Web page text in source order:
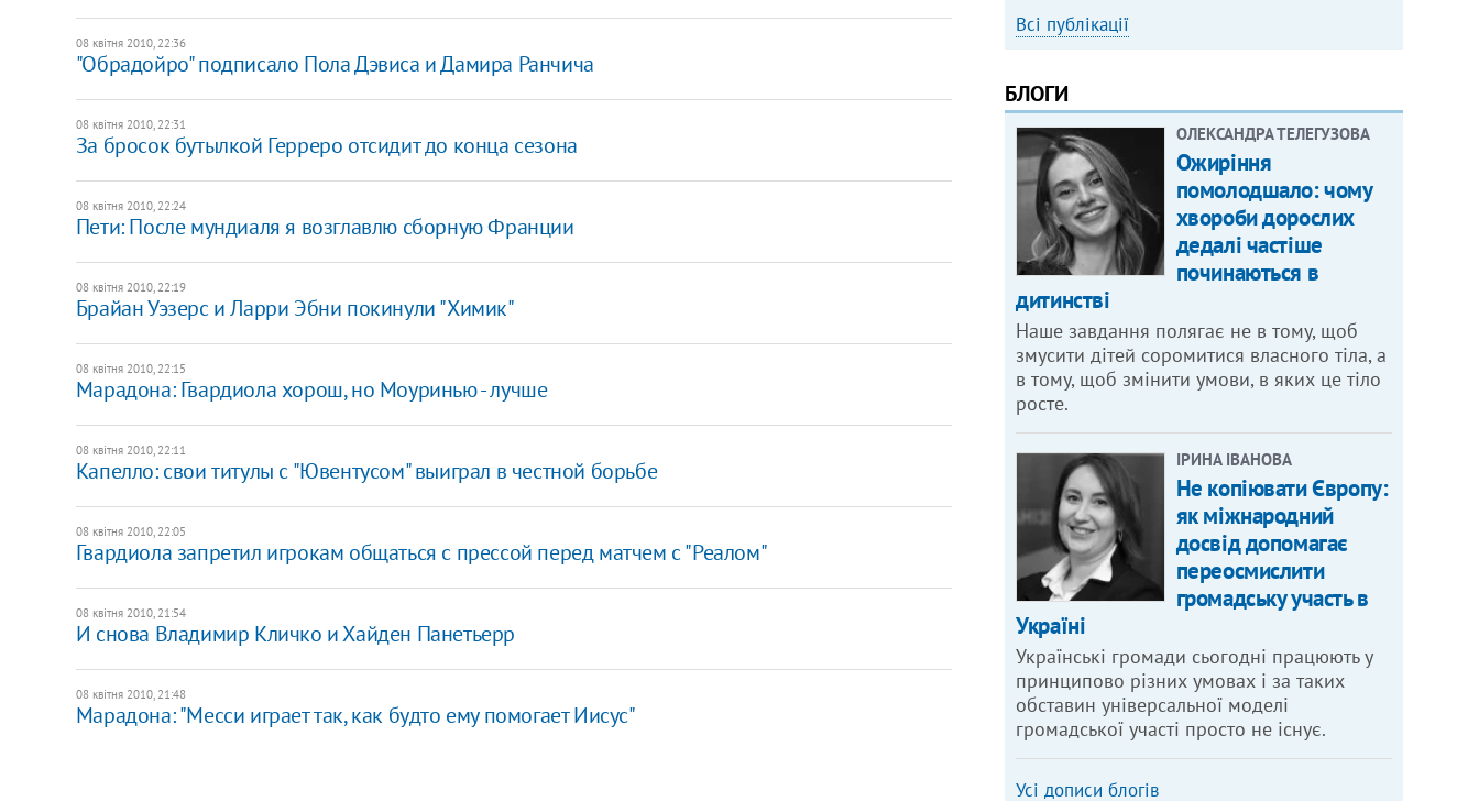
08 квітня 2010, 22:36
"Обрадойро" подписало Пола Дэвиса и Дамира Ранчича
08 квітня 2010, 22:31
За бросок бутылкой Герреро отсидит до конца сезона
08 квітня 2010, 22:24
Пети: После мундиаля я возглавлю сборную Франции
08 квітня 2010, 22:19
Брайан Уэзерс и Ларри Эбни покинули "Химик"
08 квітня 2010, 22:15
Марадона: Гвардиола хорош, но Моуринью - лучше
08 квітня 2010, 22:11
Капелло: свои титулы с "Ювентусом" выиграл в честной борьбе
08 квітня 2010, 22:05
Гвардиола запретил игрокам общаться с прессой перед матчем с "Реалом"
08 квітня 2010, 21:54
И снова Владимир Кличко и Хайден Панетьерр
08 квітня 2010, 21:48
Марадона: "Месси играет так, как будто ему помогает Иисус"
Всі публікації
БЛОГИ
ОЛЕКСАНДРА ТЕЛЕГУЗОВА
Ожиріння
помолодшало: чому
хвороби дорослих
дедалі частіше
починаються в
дитинстві
Наше завдання полягає не в тому, щоб
змусити дітей соромитися власного тіла, а
в тому, щоб змінити умови, в яких це тіло
росте.
ІРИНА ІВАНОВА
Не копіювати Європу:
як міжнародний
досвід допомагає
переосмислити
громадську участь в
Україні
Українські громади сьогодні працюють у
принципово різних умовах і за таких
обставин універсальної моделі
громадської участі просто не існує.
Усі дописи блогів